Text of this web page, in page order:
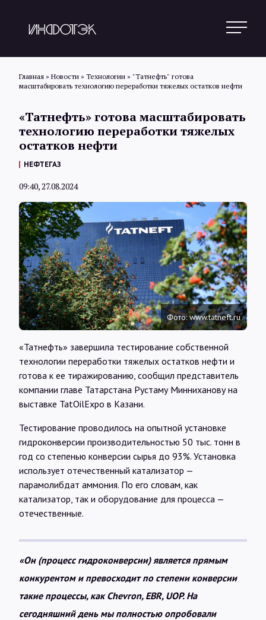
Новости
Обзоры
Интервью
Карты
О нас
@Infotek_Russia
Главная » Новости » Технологии » "Татнефть" готова
масштабировать технологию переработки тяжелых остатков нефти
«Татнефть» готова масштабировать
технологию переработки тяжелых
остатков нефти
НЕФТЕГАЗ
09:40, 27.08.2024
Фото: www.tatneft.ru
«Татнефть» завершила тестирование собственной
технологии переработки тяжелых остатков нефти и
готова к ее тиражированию, сообщил представитель
компании главе Татарстана Рустаму Минниханову на
выставке TatOilExpo в Казани.
Тестирование проводилось на опытной установке
гидроконверсии производительностью 50 тыс. тонн в
год со степенью конверсии сырья до 93%. Установка
использует отечественный катализатор —
парамолибдат аммония. По его словам, как
катализатор, так и оборудование для процесса —
отечественные.
«Он (процесс гидроконверсии) является прямым
конкурентом и превосходит по степени конверсии
такие процессы, как Chevron, EBR, UOP. На
сегодняшний день мы полностью опробовали